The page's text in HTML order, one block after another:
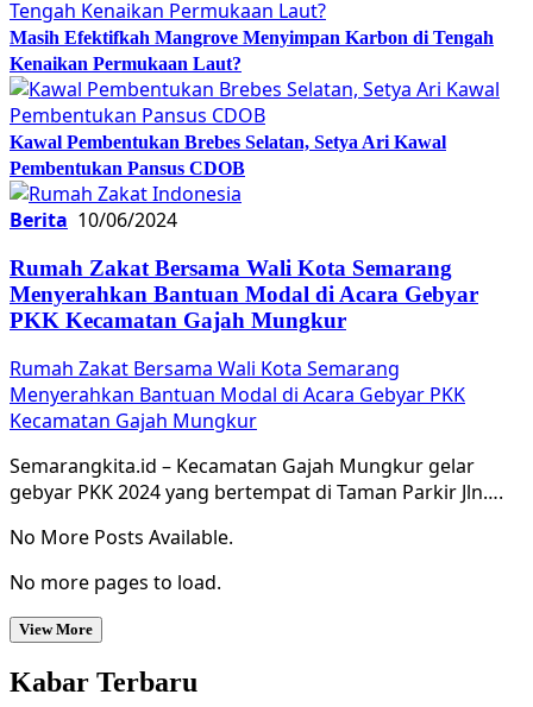
Masih Efektifkah Mangrove Menyimpan Karbon di Tengah
Kenaikan Permukaan Laut?
Kawal Pembentukan Brebes Selatan, Setya Ari Kawal
Pembentukan Pansus CDOB
Berita 10/06/2024
Rumah Zakat Bersama Wali Kota Semarang
Menyerahkan Bantuan Modal di Acara Gebyar
PKK Kecamatan Gajah Mungkur
Rumah Zakat Bersama Wali Kota Semarang
Menyerahkan Bantuan Modal di Acara Gebyar PKK
Kecamatan Gajah Mungkur
Semarangkita.id – Kecamatan Gajah Mungkur gelar
gebyar PKK 2024 yang bertempat di Taman Parkir Jln….
No More Posts Available.
No more pages to load.
View More
Kabar Terbaru